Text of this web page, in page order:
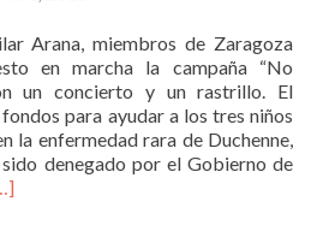
Arana, miembros de Zaragoza
en marcha la campaña “No
un concierto y un rastrillo. El
para ayudar a los tres niños
la enfermedad rara de Duchenne,
denegado por el Gobierno de